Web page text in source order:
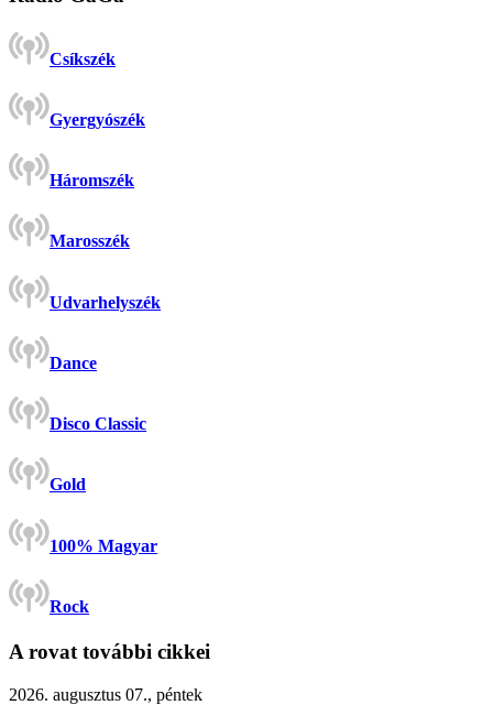
Csíkszék
Gyergyószék
Háromszék
Marosszék
Udvarhelyszék
Dance
Disco Classic
Gold
100% Magyar
Rock
A rovat további cikkei
2026. augusztus 07., péntek